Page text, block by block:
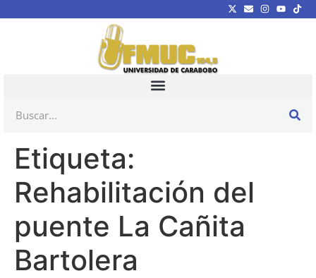
Etiqueta:
Rehabilitación del
puente La Cañita
Bartolera